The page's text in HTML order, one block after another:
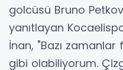
golcüsü Bruno
yanıtlayan
İnan, "Bazı zamanlar
gibi olabiliyorum.